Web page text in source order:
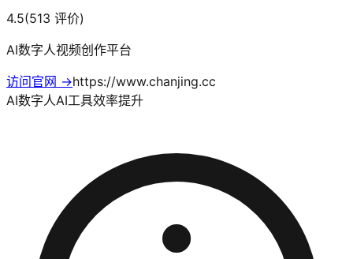
4.5(513 评价)
AI数字人视频创作平台
访问官网 →https://www.chanjing.cc
AI数字人AI工具效率提升